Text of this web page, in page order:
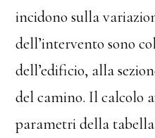
incidono sulla
dell’intervento sono
dell’edificio, alla
del camino. Il calcolo
parametri della